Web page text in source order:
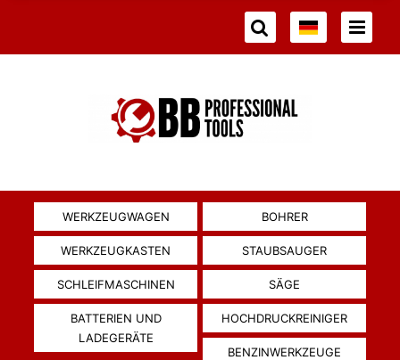
WERKZEUGWAGEN BOHRER
WERKZEUGKASTEN STAUBSAUGER
SCHLEIFMASCHINEN SÄGE
BATTERIEN UND
LADEGERÄTE
HOCHDRUCKREINIGER
BENZINWERKZEUGE